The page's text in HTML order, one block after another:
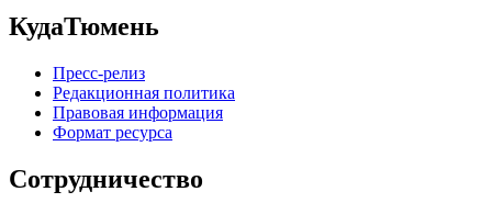
КудаТюмень
Пресс-релиз
Редакционная политика
Правовая информация
Формат ресурса
Сотрудничество